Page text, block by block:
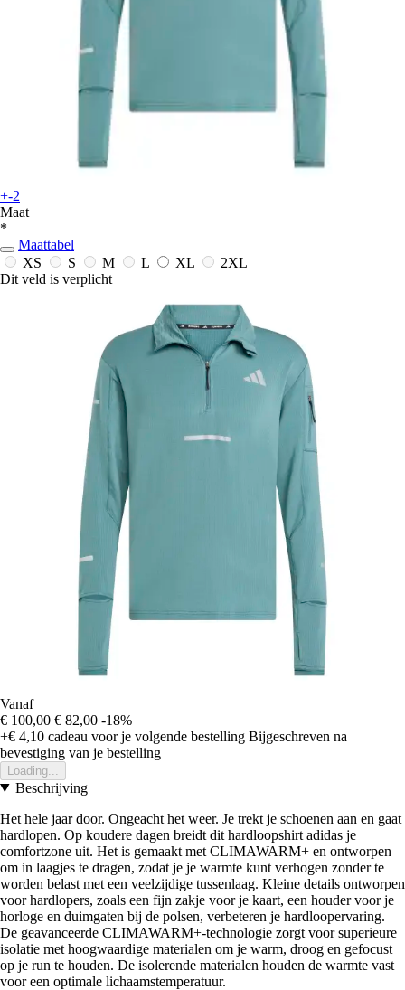
+-2
Maat
*
Maattabel
XS
S M L XL
2XL
Dit veld is verplicht
Vanaf
€ 100,00 € 82,00 -18%
+€ 4,10 cadeau voor je volgende bestelling Bijgeschreven na
bevestiging van je bestelling
Loading...
Beschrijving
Het hele jaar door. Ongeacht het weer. Je trekt je schoenen aan en gaat
hardlopen. Op koudere dagen breidt dit hardloopshirt adidas je
comfortzone uit. Het is gemaakt met CLIMAWARM+ en ontworpen
om in laagjes te dragen, zodat je je warmte kunt verhogen zonder te
worden belast met een veelzijdige tussenlaag. Kleine details ontworpen
voor hardlopers, zoals een fijn zakje voor je kaart, een houder voor je
horloge en duimgaten bij de polsen, verbeteren je hardloopervaring.
De geavanceerde CLIMAWARM+-technologie zorgt voor superieure
isolatie met hoogwaardige materialen om je warm, droog en gefocust
op je run te houden. De isolerende materialen houden de warmte vast
voor een optimale lichaamstemperatuur.